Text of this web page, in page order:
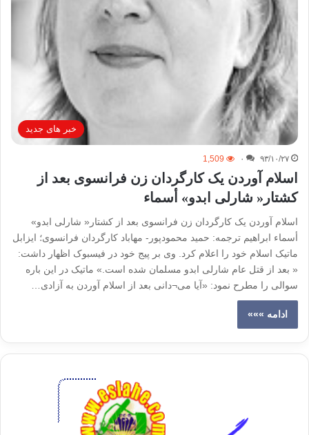
خبر های جدید
۹۳/۱۰/۲۷ ۰ 1,509
اسلام آوردن یک کارگردان زن فرانسوی بعد از
کشتار« شارلی ابدو» أسماء
اسلام آوردن یک کارگردان زن فرانسوی بعد از کشتار« شارلی ابدو»
أسماء ابراهیم ترجمه: حمید محمودپور- مهاباد کارگردان فرانسوی؛ ایزابل
ماتیک اسلام خود را اعلام کرد. وی بر پیج خود در فیسبوک اظهار داشت:
« بعد از قتل عام شارلی ابدو مسلمان شده است.» ماتیک در این باره
سوالی را مطرح نمود: «آیا می¬دانی بعد از اسلام آوردن به آزادی…
ادامه »»»